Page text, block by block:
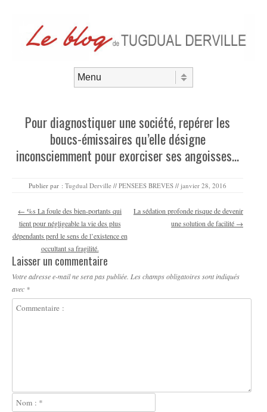
Pour diagnostiquer une société, repérer les
boucs-émissaires qu’elle désigne
inconsciemment pour exorciser ses angoisses…
Publier par : Tugdual Derville // PENSEES BREVES // janvier 28, 2016
Navigation des articles
← %s La foule des bien-portants qui
tient pour négligeable la vie des plus
dépendants perd le sens de l’existence en
occultant sa fragilité.
La sédation profonde risque de devenir
une solution de facilité →
Laisser un commentaire
Votre adresse e-mail ne sera pas publiée. Les champs obligatoires sont indiqués
avec *